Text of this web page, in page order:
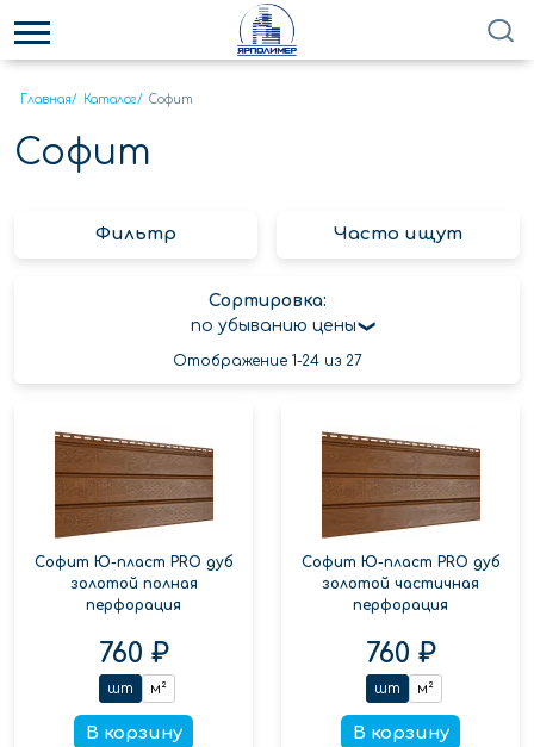
Главная/ Каталог/ Софит
Софит
Фильтр Часто ищут
Сортировка:
по убыванию цены
Отображение 1-24 из 27
Софит Ю-пласт PRO дуб
золотой полная
перфорация
760 ₽
шт м²
В корзину
Софит Ю-пласт PRO дуб
золотой частичная
перфорация
760 ₽
шт м²
В корзину